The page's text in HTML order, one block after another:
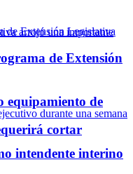
equipamiento de
cortar
de Extensión
intendente interino